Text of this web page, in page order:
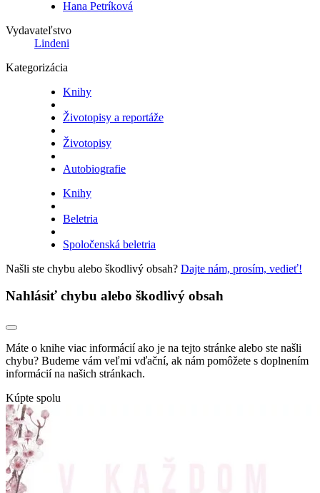
Hana Petríková
Vydavateľstvo
Lindeni
Kategorizácia
Knihy
Životopisy a reportáže
Životopisy
Autobiografie
Knihy
Beletria
Spoločenská beletria
Našli ste chybu alebo škodlivý obsah? Dajte nám, prosím, vedieť!
Nahlásiť chybu alebo škodlivý obsah
Máte o knihe viac informácií ako je na tejto stránke alebo ste našli
chybu? Budeme vám veľmi vďační, ak nám pomôžete s doplnením
informácií na našich stránkach.
Kúpte spolu